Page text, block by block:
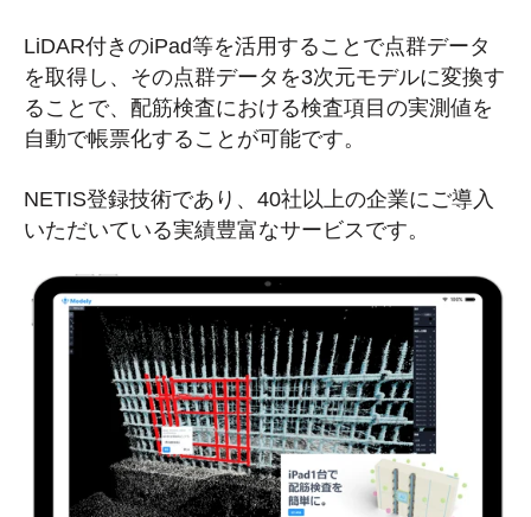
LiDAR付きのiPad等を活用することで点群データ
を取得し、その点群データを3次元モデルに変換す
ることで、配筋検査における検査項目の実測値を
自動で帳票化することが可能です。
NETIS登録技術であり、40社以上の企業にご導入
いただいている実績豊富なサービスです。